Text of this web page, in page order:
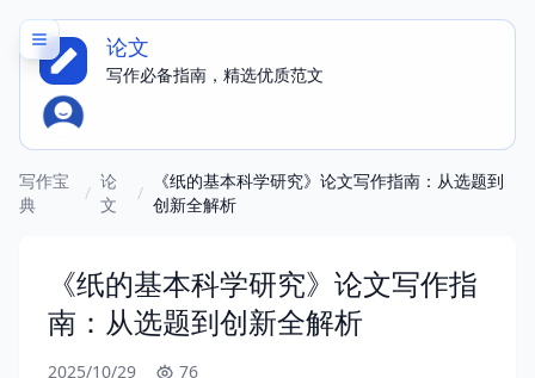
论文
写作必备指南，精选优质范文
写作宝
典
/
论
文
/
《纸的基本科学研究》论文写作指南：从选题到
创新全解析
《纸的基本科学研究》论文写作指
南：从选题到创新全解析
2025/10/29 76